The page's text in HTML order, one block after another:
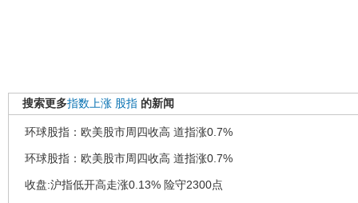
搜索更多指数上涨 股指 的新闻
环球股指：欧美股市周四收高 道指涨0.7%
环球股指：欧美股市周四收高 道指涨0.7%
收盘:沪指低开高走涨0.13% 险守2300点